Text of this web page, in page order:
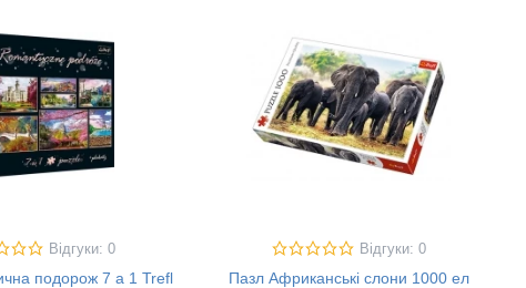
Відгуки: 0
подорож 7 а 1 Trefl
Відгуки: 0
Пазл Африканські слони 1000 ел